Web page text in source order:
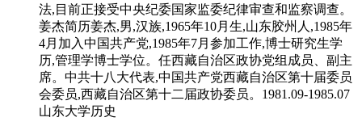
法,目前正接受中央纪委国家监委纪律审查和监察调查。
姜杰简历姜杰,男,汉族,1965年10月生,山东胶州人,1985年
4月加入中国共产党,1985年7月参加工作,博士研究生学
历,管理学博士学位。任西藏自治区政协党组成员、副主
席。中共十八大代表,中国共产党西藏自治区第十届委员
会委员,西藏自治区第十二届政协委员。1981.09-1985.07
山东大学历史